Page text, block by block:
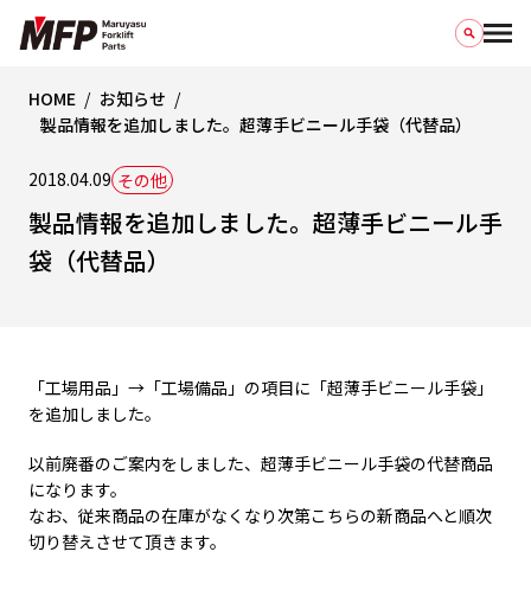
HOME
お知らせ
製品情報を追加しました。超薄手ビニール手袋（代替品）
2018.04.09 その他
製品情報を追加しました。超薄手ビニール手
袋（代替品）
「工場用品」→「工場備品」の項目に「超薄手ビニール手袋」
を追加しました。
以前廃番のご案内をしました、超薄手ビニール手袋の代替商品
になります。
なお、従来商品の在庫がなくなり次第こちらの新商品へと順次
切り替えさせて頂きます。